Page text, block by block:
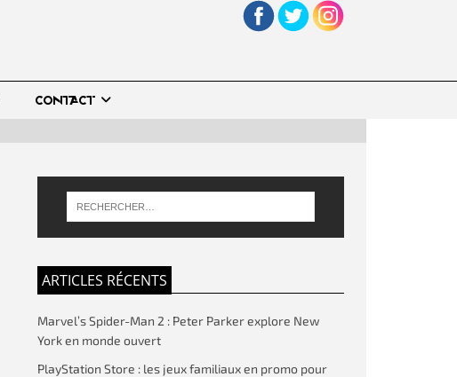
CONTACT
ARTICLES RÉCENTS
Marvel’s Spider-Man 2 : Peter Parker explore New
York en monde ouvert
PlayStation Store : les jeux familiaux en promo pour